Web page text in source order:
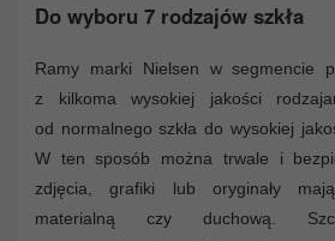
Do wyboru 7 rodzajów szkła
Ramy marki Nielsen w segmencie
z kilkoma wysokiej jakości
od normalnego szkła do wysokiej
W ten sposób można trwale i
zdjęcia, grafiki lub oryginały
materialną czy duchową.